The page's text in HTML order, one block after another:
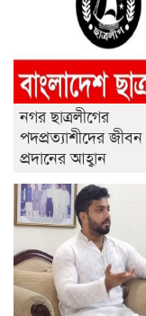
শেষ সময়ে ভোট
নগর ছাত্রলীগের
পদপ্রত্যাশীদের জীবন
প্রদানের আহ্বান